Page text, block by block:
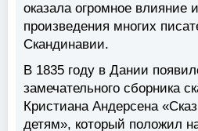
оказала огромное влияние
произведения многих
Скандинавии.
В 1835 году в Дании
замечательного сборника
Кристиана Андерсена
детям», который положил